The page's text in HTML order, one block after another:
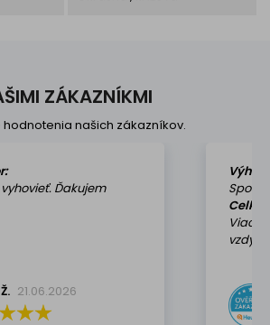
ZÁKAZNÍKMI
hodnotenia našich zákazníkov.
Ďakujem
21.06.2026
vzdy k